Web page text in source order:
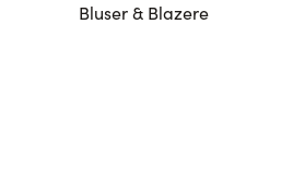
Bluser & Blazere